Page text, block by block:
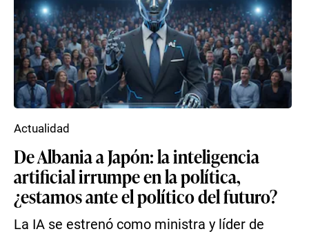
De Albania a Japón: la inteligencia
artificial irrumpe en la política,
¿estamos ante el político del futuro?
La IA se estrenó como ministra y líder de
Actualidad